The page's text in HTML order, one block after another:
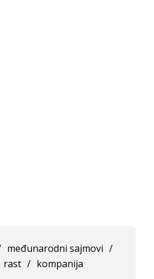
međunarodni sajmovi /
rast / kompanija